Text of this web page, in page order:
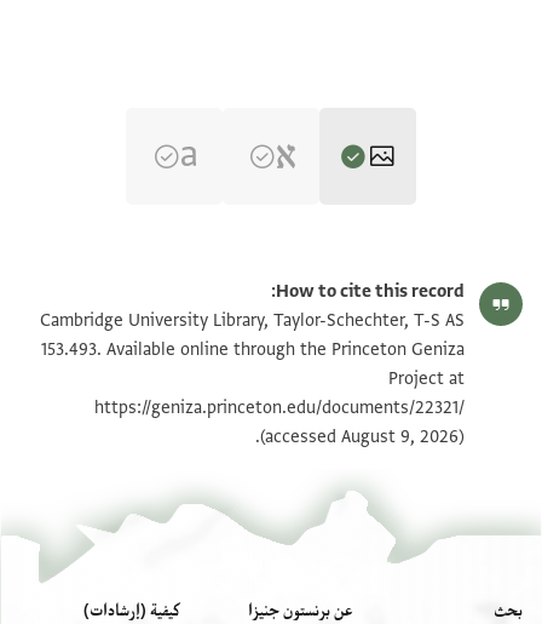
T-S AS 153.493 1v تكبير و تدوير
بيان أذونات الصورة
How to cite this record:
Cambridge University Library, Taylor-Schechter, T-S AS
153.493. Available online through the Princeton Geniza
Project at
https://geniza.princeton.edu/documents/22321/
(accessed August 9, 2026).
بحث عن برنستون جنيزا كيفية (إرشادات)